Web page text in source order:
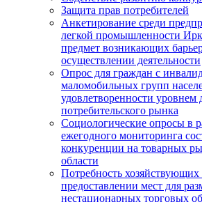
Защита прав потребителей
Анкетирование среди
легкой промышленности
предмет возникающих
осуществлении деятельности
Опрос для граждан с
маломобильных групп
удовлетворенности уровнем
потребительского рынка
Социологические опросы в
ежегодного мониторинга
конкуренции на товарных
области
Потребность хозяйствующих
предоставлении мест для
нестационарных торговых